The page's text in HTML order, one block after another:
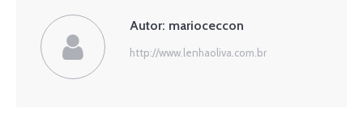
Autor: marioceccon
http://www.lenhaoliva.com.br